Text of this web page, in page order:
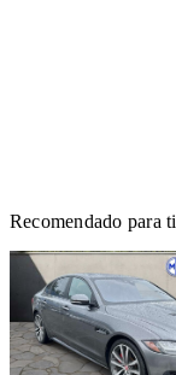
Recomendado para ti